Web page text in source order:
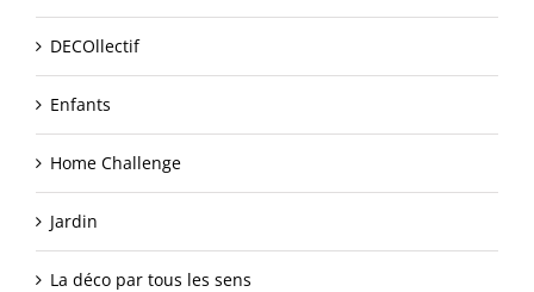
DECOllectif
Enfants
Home Challenge
Jardin
La déco par tous les sens